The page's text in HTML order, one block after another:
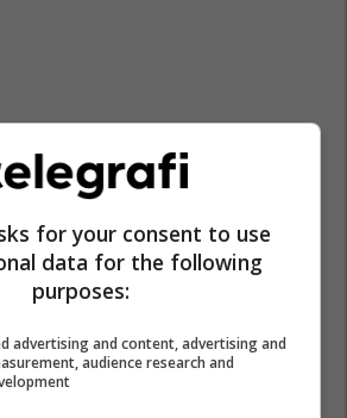
Komuna E Kamenicës
for your consent to use
data for the following
purposes:
advertising and content, advertising and
audience research and